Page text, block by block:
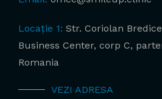
Locație 1: Str. Coriolan
Business Center, corp C,
Romania
VEZI ADRESA